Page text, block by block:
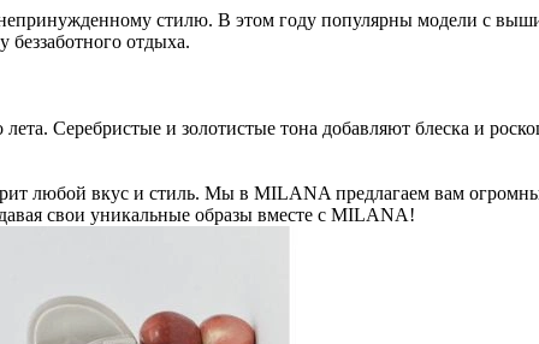
стилю. В этом году популярны модели с
беззаботного отдыха.
Серебристые и золотистые тона добавляют блеска и
любой вкус и стиль. Мы в MILANA предлагаем вам
свои уникальные образы вместе с MILANA!